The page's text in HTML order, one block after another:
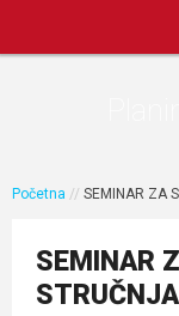
Početna // SEMINAR ZA
SEMINAR